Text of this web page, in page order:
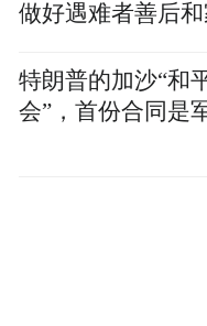
做好遇难者善后
特朗普的加沙“和
会”，首份合同是